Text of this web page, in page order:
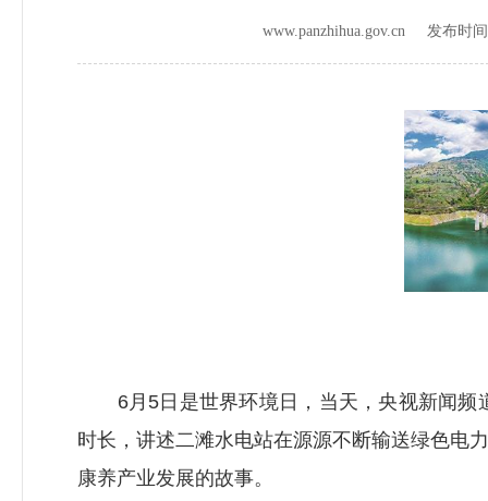
www.panzhihua.gov.cn 发布时
6月5日是世界环境日，当天，央视新闻频
时长，讲述二滩水电站在源源不断输送绿色电
康养产业发展的故事。